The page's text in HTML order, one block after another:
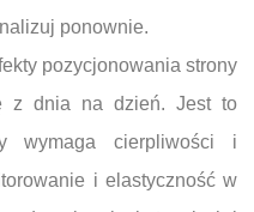
ponownie.
pozycjonowania strony
z dnia na dzień. Jest to
wymaga cierpliwości i
i elastyczność w